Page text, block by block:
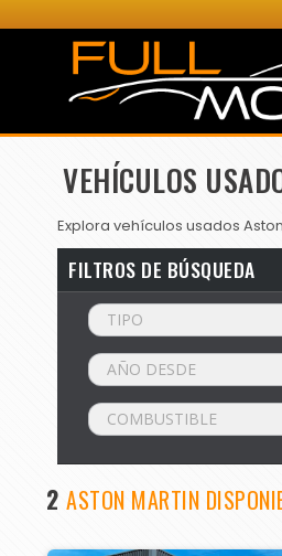
VEHÍCULOS
Explora vehículos usados
FILTROS DE BÚSQUEDA
2 ASTON MARTIN